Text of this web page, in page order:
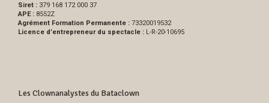
Siret : 379 168 172 000 37
APE : 8552Z
Agrément Formation Permanente : 73320019532
Licence d’entrepreneur du spectacle : L-R-20-10695
Les Clownanalystes du Bataclown